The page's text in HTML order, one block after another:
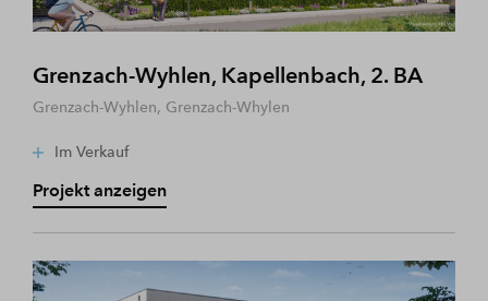
Grenzach-Wyhlen, Kapellenbach, 2. BA
Grenzach-Wyhlen, Grenzach-Whylen
Im Verkauf
Projekt anzeigen